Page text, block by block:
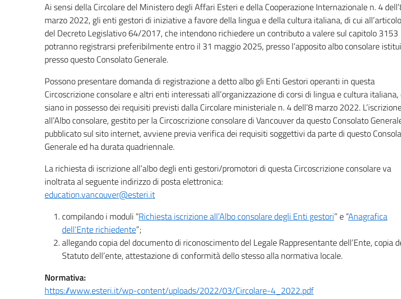
Ai sensi della Circolare del Ministero degli Affari Esteri e della Cooperazione Internazionale n. 4
marzo 2022, gli enti gestori di iniziative a favore della lingua e della cultura italiana, di cui
del Decreto Legislativo 64/2017, che intendono richiedere un contributo a valere sul capitolo 3153
potranno registrarsi preferibilmente entro il 31 maggio 2025, presso l’apposito albo consolare
presso questo Consolato Generale.
Possono presentare domanda di registrazione a detto albo gli Enti Gestori operanti in questa
Circoscrizione consolare e altri enti interessati all’organizzazione di corsi di lingua e cultura italiana,
siano in possesso dei requisiti previsti dalla Circolare ministeriale n. 4 dell’8 marzo 2022.
all’Albo consolare, gestito per la Circoscrizione consolare di Vancouver da questo Consolato
pubblicato sul sito internet, avviene previa verifica dei requisiti soggettivi da parte di questo
Generale ed ha durata quadriennale.
La richiesta di iscrizione all’albo degli enti gestori/promotori di questa Circoscrizione consolare va
inoltrata al seguente indirizzo di posta elettronica:
education.vancouver@esteri.it
compilando i moduli “Richiesta iscrizione all’Albo consolare degli Enti gestori” e “Anagrafica
dell’Ente richiedente”;
allegando copia del documento di riconoscimento del Legale Rappresentante dell’Ente, copia
Statuto dell’ente, attestazione di conformità dello stesso alla normativa locale.
Normativa:
https://www.esteri.it/wp-content/uploads/2022/03/Circolare-4_2022.pdf